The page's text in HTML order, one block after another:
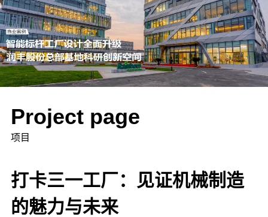
Project page
项目
打卡三一工厂：见证机械制造
的魅力与未来